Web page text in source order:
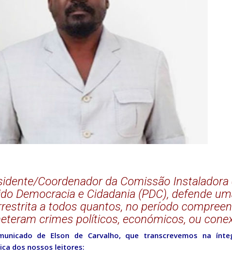
Coordenador da Comissão Instaladora
Democracia e Cidadania (PDC), defende
a todos quantos, no período
crimes políticos, económicos, ou
de Elson de Carvalho, que transcrevemos na
dos nossos leitores: